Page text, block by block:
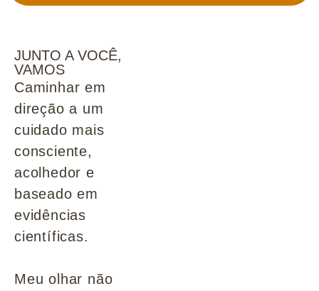
JUNTO A VOCÊ,
VAMOS
Caminhar em
direção a um
cuidado mais
consciente,
acolhedor e
baseado em
evidências
científicas.
Meu olhar não